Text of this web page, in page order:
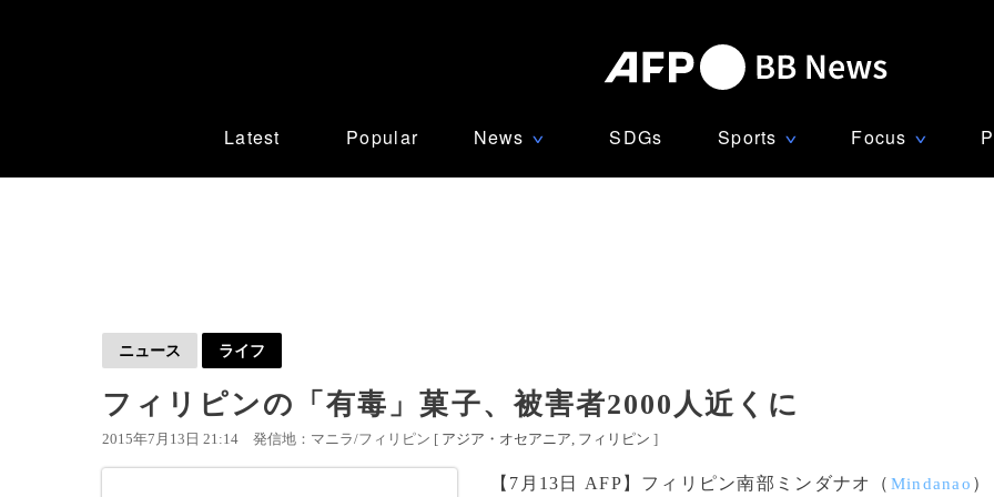
Latest Popular News ∨ SDGs Sports ∨ Focus ∨
ニュース ライフ
フィリピンの「有毒」菓子、被害者2000人近くに
2015年7月13日 21:14 発信地：マニラ/フィリピン [ アジア・オセアニア フィリピン ]
【7月13日 AFP】フィリピン南部ミンダナオ（ Mindanao ）